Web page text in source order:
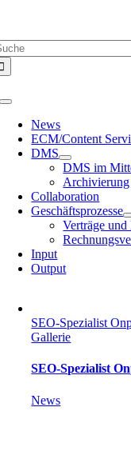
springen
Toggle
Navigation
News
ECM/Content
DMS
DMS im
Archivierung
Collaboration
Geschäftsprozesse
Verträge und
Input
Output
SEO-Spezialist
Gallerie
SEO-Spezialist
News